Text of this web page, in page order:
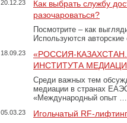
20.12.23
Как выбрать службу
разочароваться?
Посмотрите – как
Используются
18.09.23
«РОССИЯ-
ИНСТИТУТА
Среди важных тем
медиации в странах
«Международный опыт …
05.03.23 Игольчатый RF-